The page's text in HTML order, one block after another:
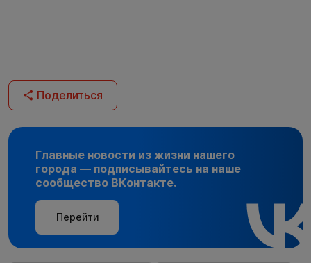
Поделиться
Главные новости из жизни нашего
города — подписывайтесь на наше
сообщество ВКонтакте.
Перейти